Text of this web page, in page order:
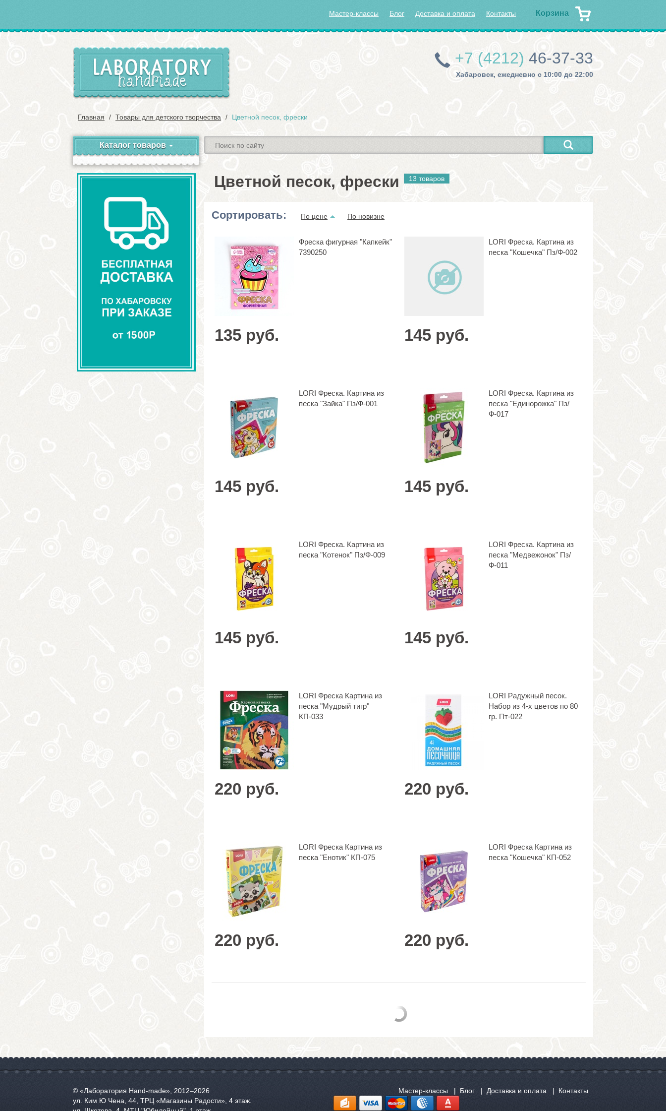
Корзина
Мастер-классы Блог Доставка и оплата Контакты
+7 (4212) 46-37-33
Хабаровск, ежедневно с 10:00 до 22:00
Главная Товары для детского творчества Цветной песок, фрески
Каталог товаров
Цветной песок, фрески 13 товаров
Сортировать: По цене По новизне
Фреска фигурная "Капкейк"
7390250
135 руб.
LORI Фреска. Картина из
песка "Кошечка" Пз/Ф-002
145 руб.
LORI Фреска. Картина из
песка "Зайка" Пз/Ф-001
145 руб.
LORI Фреска. Картина из
песка "Единорожка" Пз/
Ф-017
145 руб.
LORI Фреска. Картина из
песка "Котенок" Пз/Ф-009
145 руб.
LORI Фреска. Картина из
песка "Медвежонок" Пз/
Ф-011
145 руб.
LORI Фреска Картина из
песка "Мудрый тигр"
КП-033
220 руб.
LORI Радужный песок.
Набор из 4-х цветов по 80
гр. Пт-022
220 руб.
LORI Фреска Картина из
песка "Енотик" КП-075
220 руб.
LORI Фреска Картина из
песка "Кошечка" КП-052
220 руб.
© «Лаборатория Hand-made», 2012‒2026
ул. Ким Ю Чена, 44, ТРЦ «Магазины Радости», 4 этаж.
Мастер-классы Блог Доставка и оплата Контакты